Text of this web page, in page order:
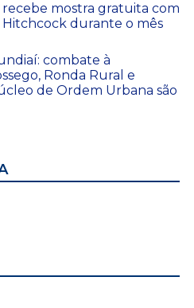
recebe mostra gratuita com
Hitchcock durante o mês
combate à
Ronda Rural e
de Ordem Urbana são